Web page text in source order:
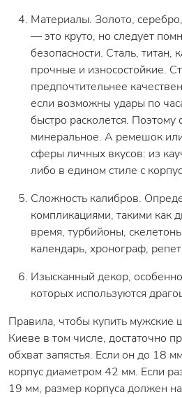
Материалы. Золото,
— это круто, но следует
безопасности. Сталь,
прочные и износостойкие.
предпочтительнее
если возможны удары по
быстро расколется. Поэтому
минеральное. А ремешок
сферы личных вкусов: из
либо в едином стиле с
Сложность калибров.
компликациями, такими как
время, турбийоны,
календарь, хронограф,
Изысканный декор,
которых используются
Правила, чтобы купить мужские
Киеве в том числе, достаточно
обхват запястья. Если он до 18
корпус диаметром 42 мм. Если
19 мм, размер корпуса должен